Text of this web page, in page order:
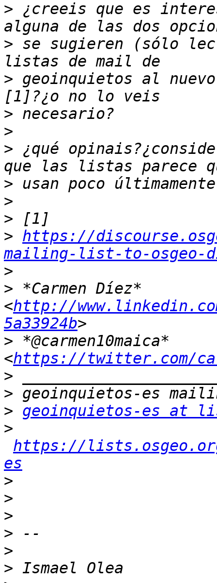
> ¿creeis que es
> se sugieren (sólo
> geoinquietos al nuevo
>
>
> ¿qué
>
>
>
> https://
mailing-list-to-osgeo-
>
> *Carmen Díez*
<http://
5a33924b
> *@carmen10maica*
<https://twitter.com/
>
>
> geoinquietos-es at
>
https://
es
>
>
>
>
>
>